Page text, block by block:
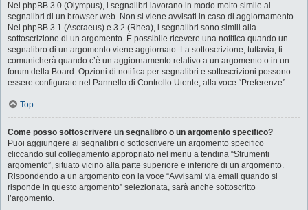
Nel phpBB 3.0 (Olympus), i segnalibri lavorano in modo molto simile ai
segnalibri di un browser web. Non si viene avvisati in caso di aggiornamento.
Nel phpBB 3.1 (Ascraeus) e 3.2 (Rhea), i segnalibri sono simili alla
sottoscrizione di un argomento. È possibile ricevere una notifica quando un
segnalibro di un argomento viene aggiornato. La sottoscrizione, tuttavia, ti
comunicherà quando c’è un aggiornamento relativo a un argomento o in un
forum della Board. Opzioni di notifica per segnalibri e sottoscrizioni possono
essere configurate nel Pannello di Controllo Utente, alla voce “Preferenze”.
Top
Come posso sottoscrivere un segnalibro o un argomento specifico?
Puoi aggiungere ai segnalibri o sottoscrivere un argomento specifico
cliccando sul collegamento appropriato nel menu a tendina “Strumenti
argomento”, situato vicino alla parte superiore e inferiore di un argomento.
Rispondendo a un argomento con la voce “Avvisami via email quando si
risponde in questo argomento” selezionata, sarà anche sottoscritto
l’argomento.